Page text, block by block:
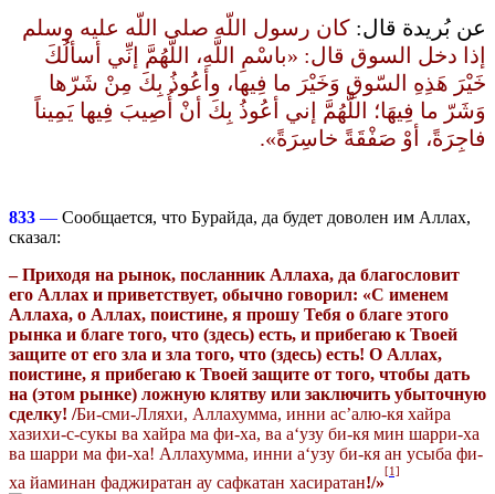
عن بُريدة قال‏:‏ كان رسول اللّه صلى اللّه عليه وسلم
إذا دخل السوق قال‏:‏ ‏«‏باسْمِ اللَّهِ، اللَّهُمَّ إنِّي أسألُكَ
خَيْرَ هَذِهِ السّوقِ وَخَيْرَ ما فِيها، وأعُوذُ بِكَ مِنْ شَرّها
وَشَرّ ما فِيهَا؛ اللَّهُمَّ إني أعُوذُ بِكَ أنْ أُصِيبَ فِيها يَمِيناً
فاجِرَةً، أوْ صَفْقَةً خاسِرَةً‏»‏‏.
833 — Сообщается, что Бурайда, да будет доволен им Аллах,
сказал:
– Приходя на рынок, посланник Аллаха, да благословит
его Аллах и приветствует, обычно говорил: «С именем
Аллаха, о Аллах, поистине, я прошу Тебя о благе этого
рынка и благе того, что (здесь) есть, и прибегаю к Твоей
защите от его зла и зла того, что (здесь) есть! О Аллах,
поистине, я прибегаю к Твоей защите от того, чтобы дать
на (этом рынке) ложную клятву или заключить убыточную
сделку! /Би-сми-Лляхи, Аллахумма, инни ас’алю-кя хайра
хазихи-с-сукы ва хайра ма фи-ха, ва а‘узу би-кя мин шарри-ха
ва шарри ма фи-ха! Аллахумма, инни а‘узу би-кя ан усыба фи-
ха йаминан фаджиратан ау сафкатан хасиратан!/»
[1]